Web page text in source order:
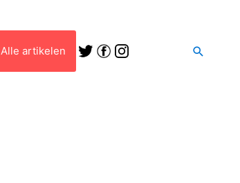
Alle artikelen Zoeken